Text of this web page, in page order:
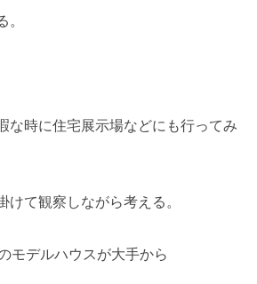
。
な時に住宅展示場などにも行ってみ
けて観察しながら考える。
モデルハウスが大手から